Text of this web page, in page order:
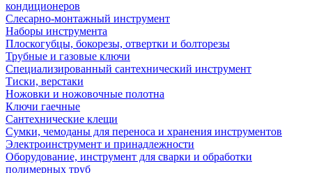
кондиционеров
Слесарно-монтажный инструмент
Наборы инструмента
Плоскогубцы, бокорезы, отвертки и болторезы
Трубные и газовые ключи
Специализированный сантехнический инструмент
Тиски, верстаки
Ножовки и ножовочные полотна
Ключи гаечные
Сантехнические клещи
Сумки, чемоданы для переноса и хранения инструментов
Электроинструмент и принадлежности
Оборудование, инструмент для сварки и обработки
полимерных труб